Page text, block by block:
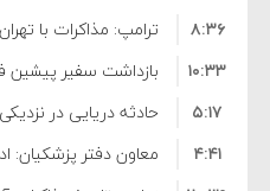
ترامپ: مذاکرات با
۸:۳۶
بازداشت سفیر پیشین
فساد و اختلاس اموال
۱۰:۳۳
حادثه دریایی در
۵:۱۷
معاون دفتر پزشکیان:
۴:۴۱